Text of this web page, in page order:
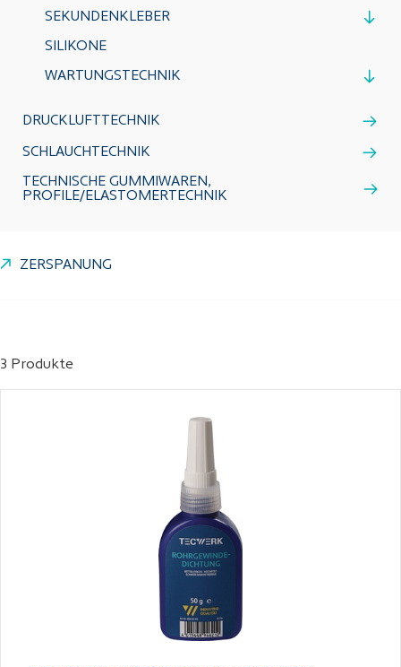
SEKUNDENKLEBER
SILIKONE
WARTUNGSTECHNIK
DRUCKLUFTTECHNIK
SCHLAUCHTECHNIK
TECHNISCHE GUMMIWAREN,
PROFILE/ELASTOMERTECHNIK
ZERSPANUNG
3 Produkte